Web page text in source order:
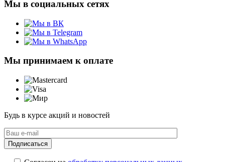
Мы в социальных сетях
Мы принимаем к оплате
Будь в курсе акций и новостей